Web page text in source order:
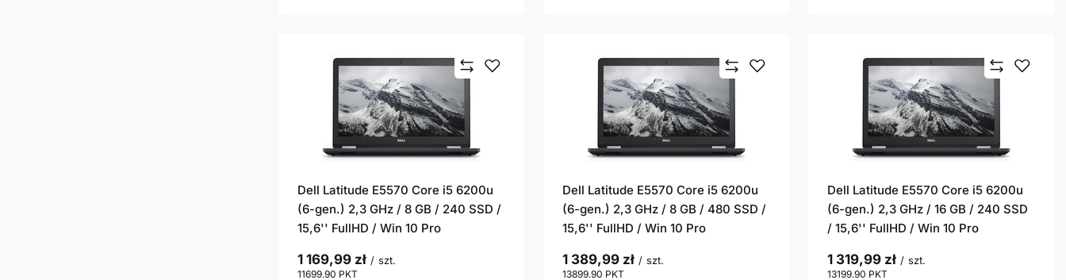
Dell Latitude E5570 Core i5 6200u
(6-gen.) 2,3 GHz / 8 GB / 240 SSD /
15,6'' FullHD / Win 10 Pro
1 169,99 zł / szt.
11699.90 PKT
Dell Latitude E5570 Core i5 6200u
(6-gen.) 2,3 GHz / 8 GB / 480 SSD /
15,6'' FullHD / Win 10 Pro
1 389,99 zł / szt.
13899.90 PKT
Dell Latitude E5570 Core i5 6200u
(6-gen.) 2,3 GHz / 16 GB / 240 SSD
/ 15,6'' FullHD / Win 10 Pro
1 319,99 zł / szt.
13199.90 PKT